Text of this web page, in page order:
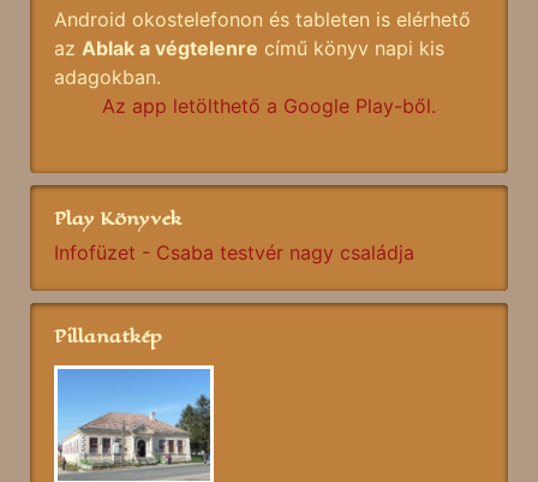
Android okostelefonon és tableten is elérhető
az Ablak a végtelenre című könyv napi kis
adagokban.
Az app letölthető a Google Play-ből.
Play Könyvek
Infofüzet - Csaba testvér nagy családja
Pillanatkép